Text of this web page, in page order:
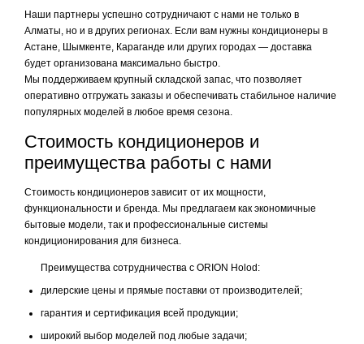
Наши партнеры успешно сотрудничают с нами не только в
Алматы, но и в других регионах. Если вам нужны кондиционеры в
Астане, Шымкенте, Караганде или других городах — доставка
будет организована максимально быстро.
Мы поддерживаем крупный складской запас, что позволяет
оперативно отгружать заказы и обеспечивать стабильное наличие
популярных моделей в любое время сезона.
Стоимость кондиционеров и
преимущества работы с нами
Стоимость кондиционеров зависит от их мощности,
функциональности и бренда. Мы предлагаем как экономичные
бытовые модели, так и профессиональные системы
кондиционирования для бизнеса.
Преимущества сотрудничества с ORION Holod:
дилерские цены и прямые поставки от производителей;
гарантия и сертификация всей продукции;
широкий выбор моделей под любые задачи;